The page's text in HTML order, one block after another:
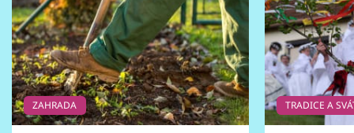
ZAHRADA TRADICE A